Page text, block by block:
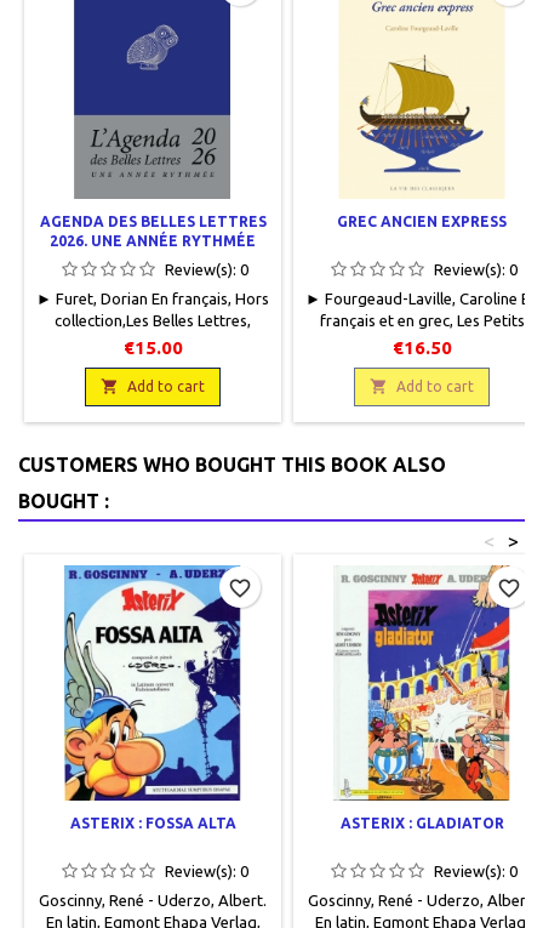
AGENDA DES BELLES LETTRES
2026. UNE ANNÉE RYTHMÉE
Review(s): 0
► Furet, Dorian En français, Hors
collection,Les Belles Lettres,
2025, 11 x 16.5, 172 pages,
relié. Neuf. 9782251458090
Disponible à partir du 17 octobre
2025.
€15.00
 Add to cart
GREC ANCIEN EXPRESS
Review(s): 0
► Fourgeaud-Laville, Caroline En
français et en grec, Les Petits
Grecs, La Vie des Classiques,
2023, 17.2 x 24, 312 pages dont
24 illustrations couleurs.
Bibliographie. Lexique, broché.
Neuf. 9782377750603 En
€16.50
 Add to cart
CUSTOMERS WHO BOUGHT THIS BOOK ALSO
BOUGHT :
>
<
ASTERIX : FOSSA ALTA
Review(s): 0
Goscinny, René - Uderzo, Albert.
En latin, Egmont Ehapa Verlag,
favorite_border
ASTERIX : GLADIATOR
Review(s): 0
Goscinny, René - Uderzo, Albert.
En latin, Egmont Ehapa Verlag,
favorite_border